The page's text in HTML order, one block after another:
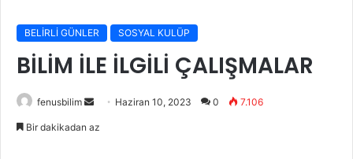
BELİRLİ GÜNLER SOSYAL KULÜP
BİLİM İLE İLGİLİ ÇALIŞMALAR
fenusbilim
Bir
Haziran 10, 2023 0 7.106
Bir dakikadan az